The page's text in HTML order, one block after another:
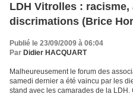
LDH Vitrolles :
discrimations (Brice
Publié le 23/09/2009 à 06:04
Par Didier HACQUART
Malheureusement le forum des
samedi dernier a été vaincu par les
stand avec les camarades de la